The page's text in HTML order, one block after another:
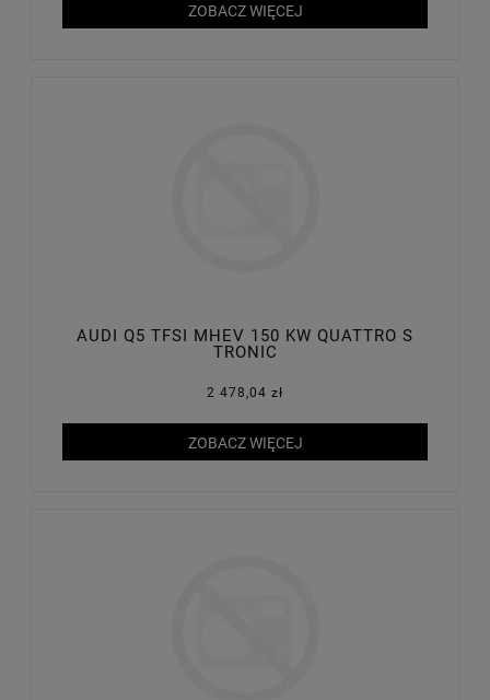
ZOBACZ WIĘCEJ
AUDI Q5 TFSI MHEV 150 KW QUATTRO S
TRONIC
2 478,04 zł
ZOBACZ WIĘCEJ